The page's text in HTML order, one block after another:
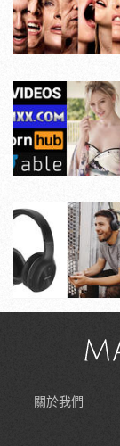
關於我們